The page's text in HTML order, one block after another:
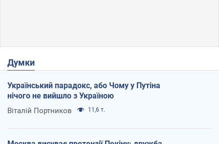
Думки
Український парадокс, або Чому у Путіна
нічого не вийшло з Україною
Віталій Портников 11,6 т.